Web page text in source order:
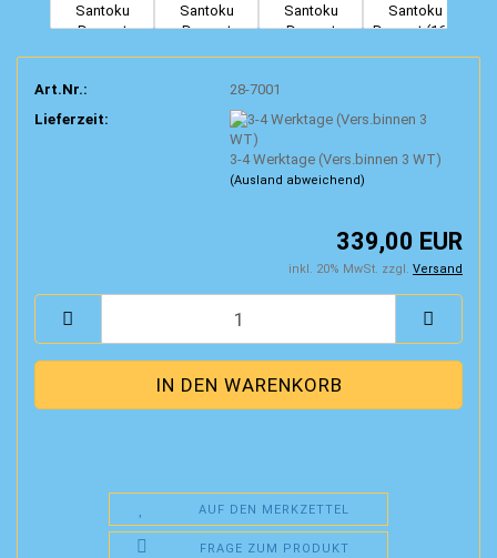
Art.Nr.:
28-7001
Lieferzeit:
3-4 Werktage (Vers.binnen 3 WT)
(Ausland abweichend)
339,00 EUR
inkl. 20% MwSt. zzgl. Versand
AUF DEN MERKZETTEL
FRAGE ZUM PRODUKT